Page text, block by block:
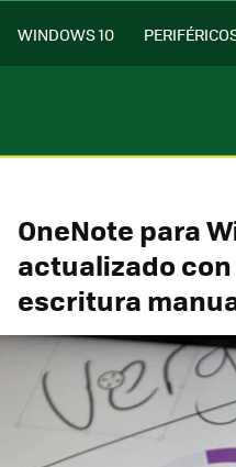
WINDOWS 10
OneNote para
actualizado
escritura